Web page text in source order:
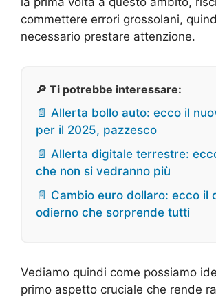
commettere errori grossolani,
necessario prestare attenzione.
🔎 Ti potrebbe interessare:
📄 Allerta bollo auto: ecco il
per il 2025, pazzesco
📄 Allerta digitale terrestre:
che non si vedranno più
📄 Cambio euro dollaro: ecco il
odierno che sorprende tutti
Vediamo quindi come possiamo
primo aspetto cruciale che rende